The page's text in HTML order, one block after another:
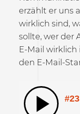
erzählt er uns
wirklich sind,
sollte, wer der
E-Mail
den E-Mail-